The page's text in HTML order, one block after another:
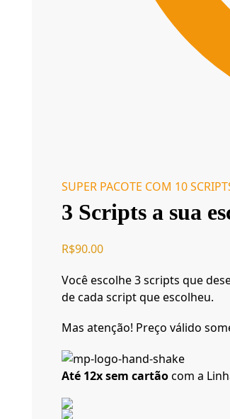
SUPER PACOTE COM 10
3 Scripts a sua
R$90.00
Você escolhe 3 scripts que
de cada script que escolheu.
Mas atenção! Preço válido
Até 12x sem cartãocom a